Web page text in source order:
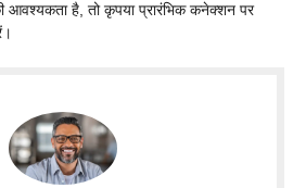
आवश्यकता है, तो कृपया प्रारंभिक कनेक्शन पर